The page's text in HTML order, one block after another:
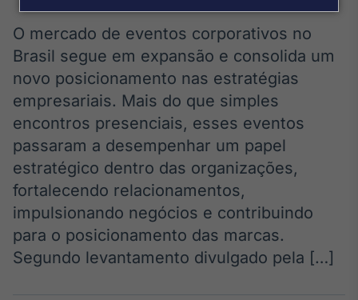
Broadcast
Agro
Tudo sobre o
agronegócio
Broadcast
Político
Os bastidores da
política em
tempo real
Broadcast
Energia
O mercado de eventos corporativos no
Brasil segue em expansão e consolida um
novo posicionamento nas estratégias
empresariais. Mais do que simples
encontros presenciais, esses eventos
passaram a desempenhar um papel
estratégico dentro das organizações,
fortalecendo relacionamentos,
impulsionando negócios e contribuindo
para o posicionamento das marcas.
Segundo levantamento divulgado pela […]